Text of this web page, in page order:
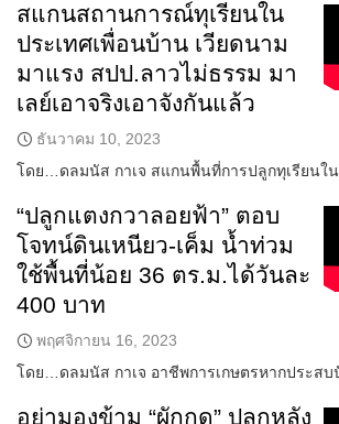
สแกนสถานการณ์ทุเรียนใน
ประเทศเพื่อนบ้าน เวียดนาม
มาแรง สปป.ลาวไม่ธรรม มา
เลย์เอาจริงเอาจังกันแล้ว
ธันวาคม 10, 2023
โดย…ดลมนัส กาเจ สแกนพื้นที่การปลูกทุเรียนใ
“ปลูกแตงกวาลอยฟ้า” ตอบ
โจทน์ดินเหนียว-เค็ม น้ำท่วม
ใช้พื้นที่น้อย 36 ตร.ม.ได้วันละ
400 บาท
พฤศจิกายน 16, 2023
โดย…ดลมนัส กาเจ อาชีพการเกษตรหากประส
อย่ามองข้าม “ผักกูด” ปลูกหลัง